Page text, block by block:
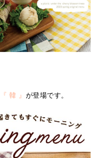
『 韓 』 が登場です。